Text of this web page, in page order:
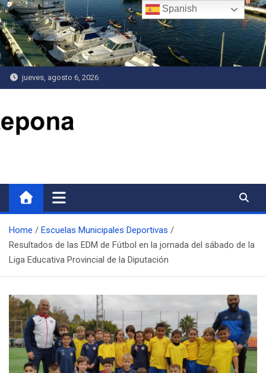
Saltar
al
contenido
jueves, agosto 6, 2026
Home
Escuelas Municipales Deportivas
Resultados de las EDM de Fútbol en la jornada del sábado de la
Liga Educativa Provincial de la Diputación
Spanish